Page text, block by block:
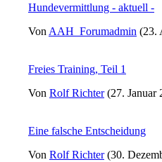
Hundevermittlung - aktuell -
Von AAH_Forumadmin (23.
Freies Training, Teil 1
Von Rolf Richter(27. Januar
Eine falsche Entscheidung
Von Rolf Richter(30.